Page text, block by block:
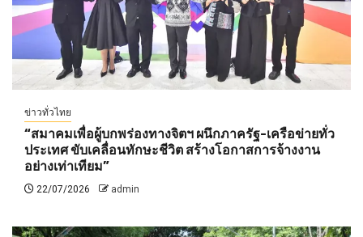
ข่าวทั่วไทย
“สมาคมเพื่อผู้บกพร่องทางจิตฯ ผนึกภาครัฐ-เครือข่ายทั่ว
ประเทศ ขับเคลื่อนทักษะชีวิต สร้างโอกาสการจ้างงาน
อย่างเท่าเทียม”
22/07/2026 admin